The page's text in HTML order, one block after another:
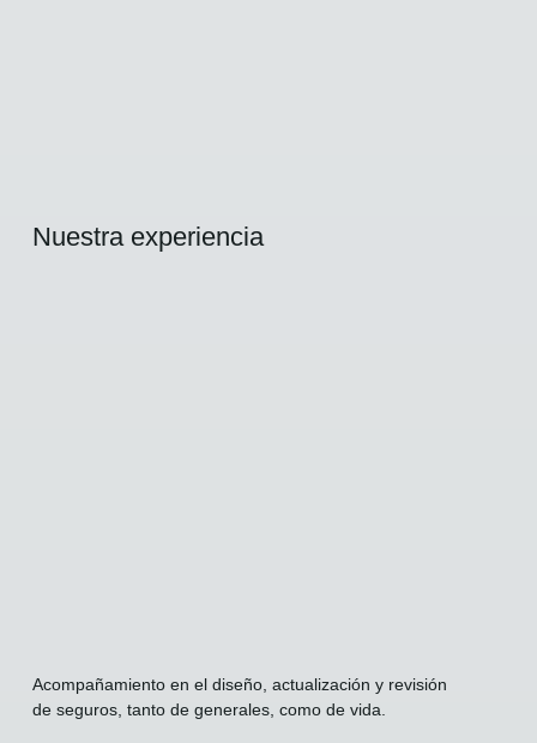
Nuestra experiencia
Acompañamiento en el diseño, actualización y revisión
de seguros, tanto de generales, como de vida.